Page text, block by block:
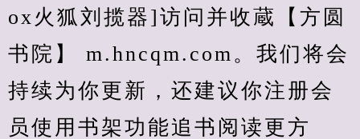
ox火狐刘揽器]访问并收蔵【方圆
书院】 m.hncqm.com。我们将会
持续为你更新，还建议你注册会
员使用书架功能追书阅读更方